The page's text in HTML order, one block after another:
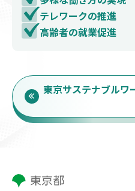
テレワークの推進
高齢者の就業促進
東京サステナブルワ